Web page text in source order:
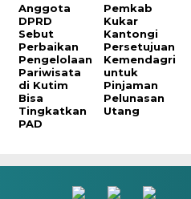
Anggota
DPRD
Sebut
Perbaikan
Pengelolaan
Pariwisata
di Kutim
Bisa
Tingkatkan
PAD
Pemkab
Kukar
Kantongi
Persetujuan
Kemendagri
untuk
Pinjaman
Pelunasan
Utang